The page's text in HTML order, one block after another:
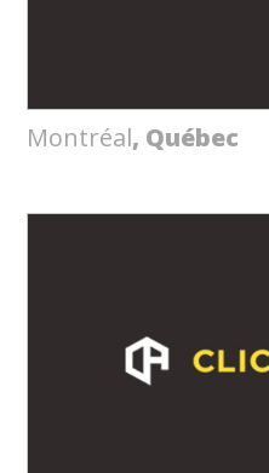
Montréal, Québec